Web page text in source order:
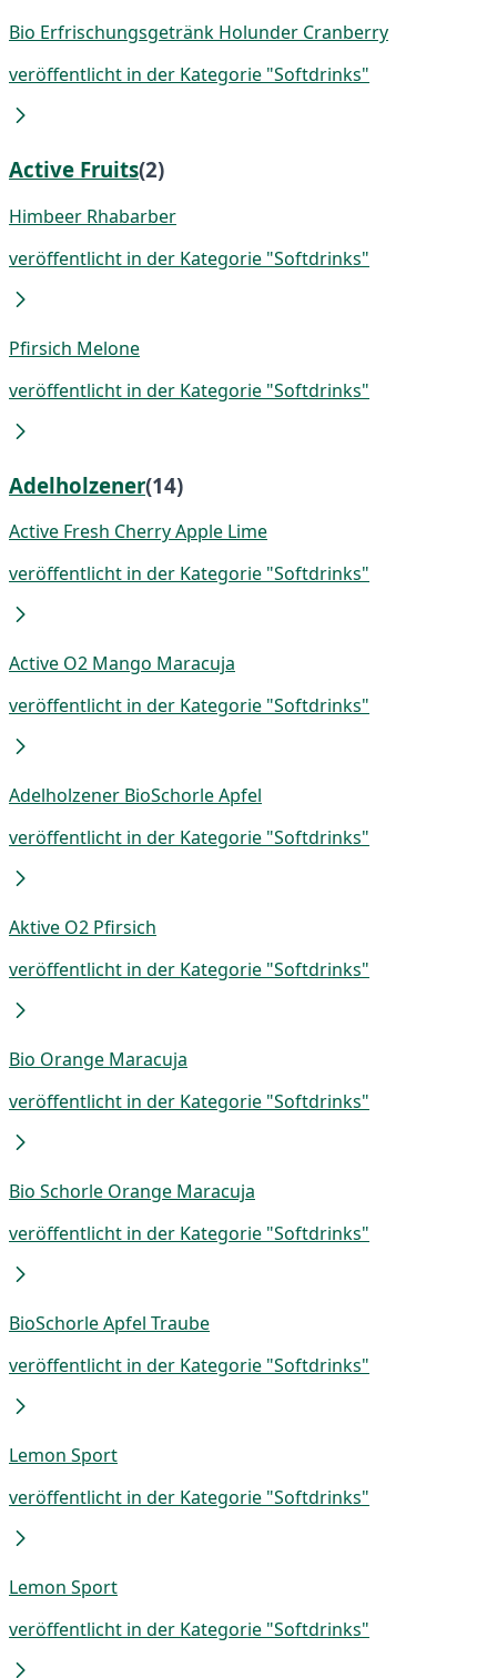
Bio Erfrischungsgetränk Holunder Cranberry
veröffentlicht in der Kategorie "Softdrinks"
Active Fruits(2)
Himbeer Rhabarber
veröffentlicht in der Kategorie "Softdrinks"
Pfirsich Melone
veröffentlicht in der Kategorie "Softdrinks"
Adelholzener(14)
Active Fresh Cherry Apple Lime
veröffentlicht in der Kategorie "Softdrinks"
Active O2 Mango Maracuja
veröffentlicht in der Kategorie "Softdrinks"
Adelholzener BioSchorle Apfel
veröffentlicht in der Kategorie "Softdrinks"
Aktive O2 Pfirsich
veröffentlicht in der Kategorie "Softdrinks"
Bio Orange Maracuja
veröffentlicht in der Kategorie "Softdrinks"
Bio Schorle Orange Maracuja
veröffentlicht in der Kategorie "Softdrinks"
BioSchorle Apfel Traube
veröffentlicht in der Kategorie "Softdrinks"
Lemon Sport
veröffentlicht in der Kategorie "Softdrinks"
Lemon Sport
veröffentlicht in der Kategorie "Softdrinks"